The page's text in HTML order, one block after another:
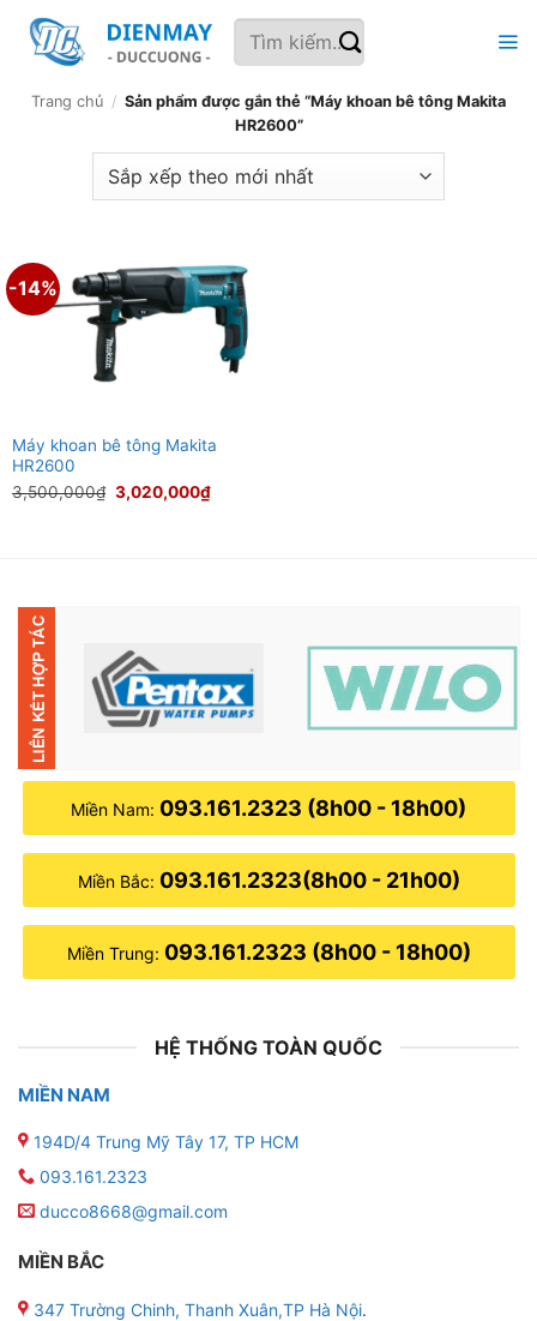
qua
dung
Tìm
kiếm:
Trang chủ / Sản phẩm được gắn thẻ “Máy khoan bê tông Makita
HR2600”
-14%
Máy khoan bê tông Makita
HR2600
3,500,000₫ Giá
gốc
3,020,000₫Giá
Miền Nam: 093.161.2323 (8h00 - 18h00)
Miền Bắc: 093.161.2323(8h00 - 21h00)
Miền Trung: 093.161.2323 (8h00 - 18h00)
HỆ THỐNG TOÀN QUỐC
MIỀN NAM
194D/4 Trung Mỹ Tây 17, TP HCM
093.161.2323
ducco8668@gmail.com
MIỀN BẮC
347 Trường Chinh, Thanh Xuân,TP Hà Nội.